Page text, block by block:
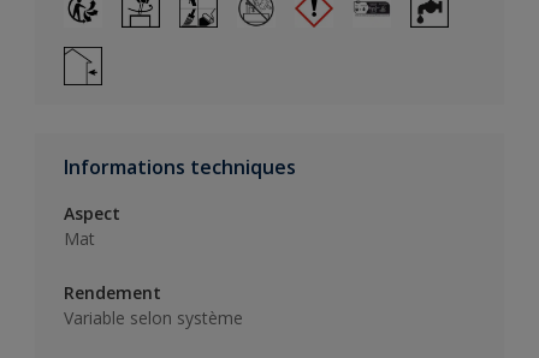
Informations techniques
Aspect
Mat
Rendement
Variable selon système